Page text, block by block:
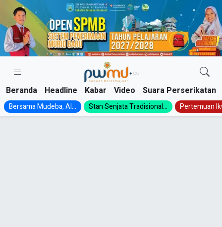
Skip
content
Beranda Headline Kabar Video Suara Perserikatan
Bersama Mudeba, Al... Stan Senjata Tradisional... Pertemuan